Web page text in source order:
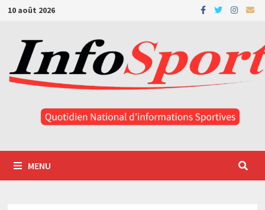
Passer
contenu
10 août 2026
MENU